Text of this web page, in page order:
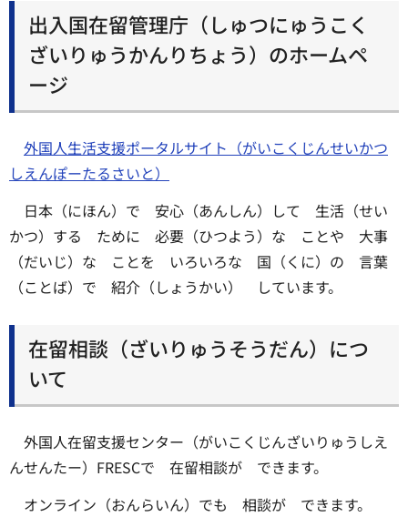
出入国在留管理庁（しゅつにゅうこく
ざいりゅうかんりちょう）のホームペ
ージ
外国人生活支援ポータルサイト（がいこくじんせいかつ
しえんぽーたるさいと）
日本（にほん）で 安心（あんしん）して 生活（せい
かつ）する ために 必要（ひつよう）な ことや 大事
（だいじ）な ことを いろいろな 国（くに）の 言葉
（ことば）で 紹介（しょうかい） しています。
在留相談（ざいりゅうそうだん）につ
いて
外国人在留支援センター（がいこくじんざいりゅうしえ
んせんたー）FRESCで 在留相談が できます。
オンライン（おんらいん）でも 相談が できます。